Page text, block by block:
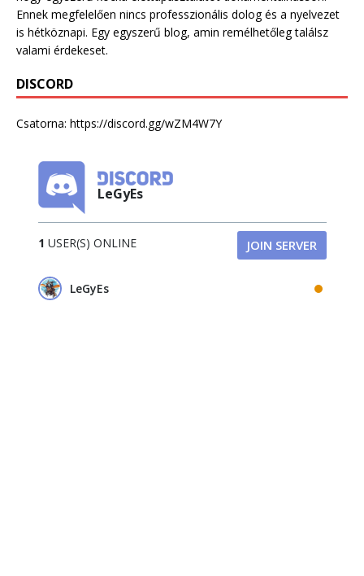
Ennek megfelelően nincs professzionális dolog és a nyelvezet
is hétköznapi. Egy egyszerű blog, amin remélhetőleg találsz
valami érdekeset.
DISCORD
Csatorna: https://discord.gg/wZM4W7Y
LeGyEs
1 USER(S) ONLINE JOIN SERVER
LeGyEs